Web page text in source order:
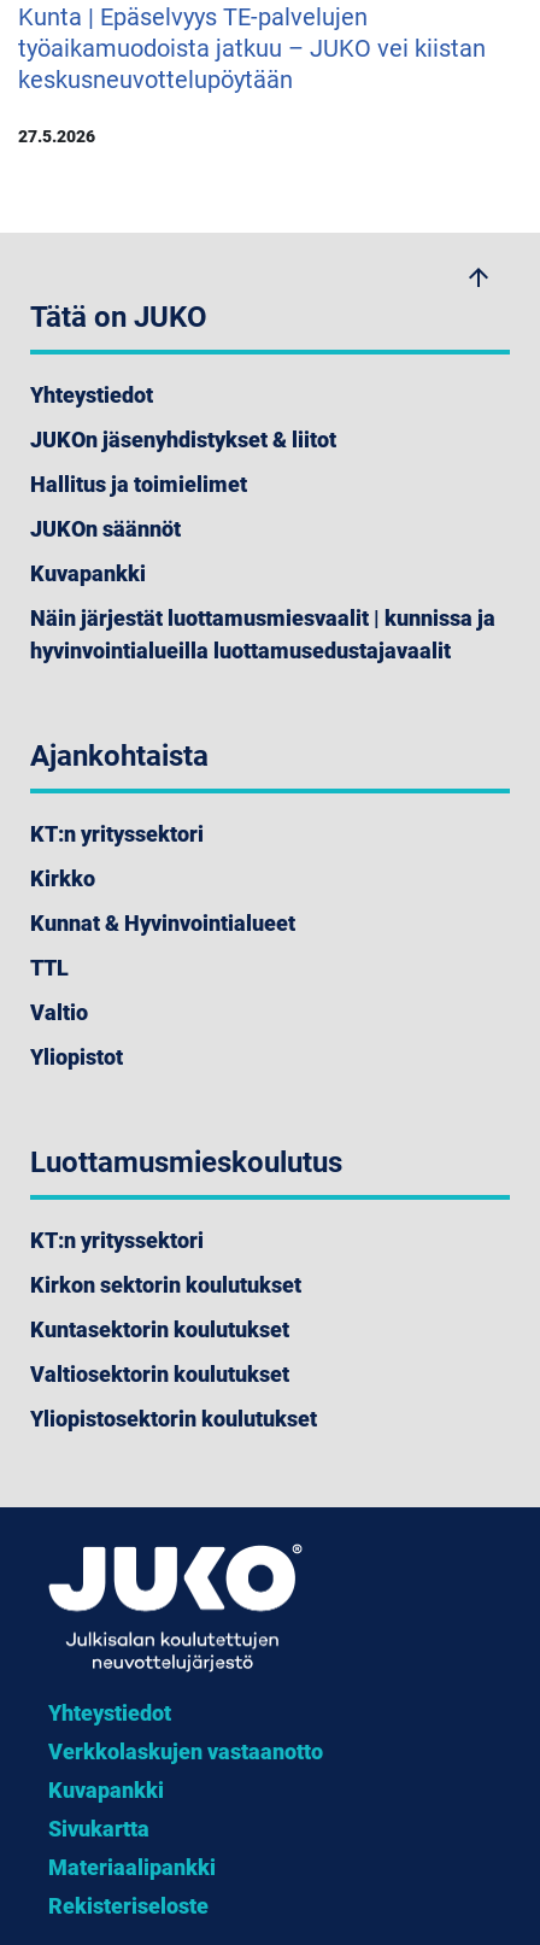
Kunta | Epäselvyys TE-palvelujen
työaikamuodoista jatkuu – JUKO vei kiistan
keskusneuvottelupöytään
27.5.2026
arrow_upwards
Tätä on JUKO
Yhteystiedot
JUKOn jäsenyhdistykset & liitot
Hallitus ja toimielimet
JUKOn säännöt
Kuvapankki
Näin järjestät luottamusmiesvaalit | kunnissa ja
hyvinvointialueilla luottamusedustajavaalit
Ajankohtaista
KT:n yrityssektori
Kirkko
Kunnat & Hyvinvointialueet
TTL
Valtio
Yliopistot
Luottamusmieskoulutus
KT:n yrityssektori
Kirkon sektorin koulutukset
Kuntasektorin koulutukset
Valtiosektorin koulutukset
Yliopistosektorin koulutukset
Yhteystiedot
Verkkolaskujen vastaanotto
Kuvapankki
Sivukartta
Materiaalipankki
Rekisteriseloste